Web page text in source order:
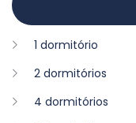
1 dormitório
2 dormitórios
4 dormitórios